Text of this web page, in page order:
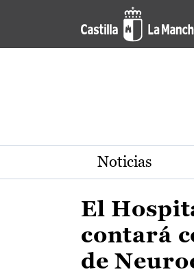
Pasar al contenido principal
Actualidad de la
Noticias
El
contará
de